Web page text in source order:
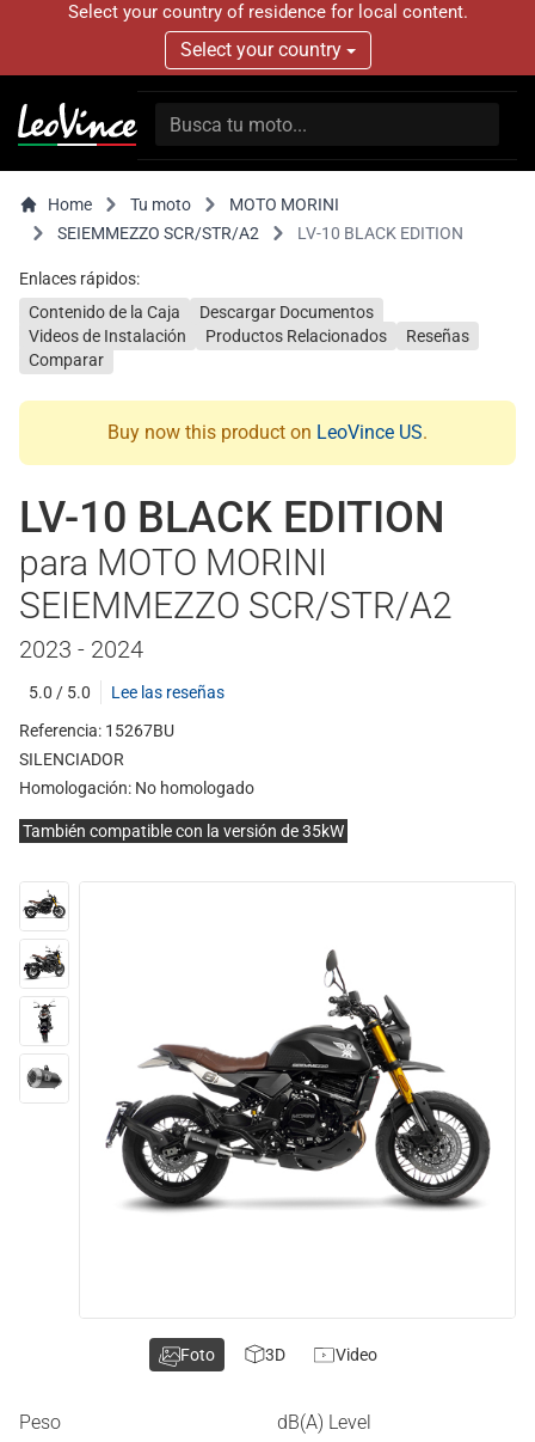
Select your country of residence for local content.
Select your country
Home Tu moto
MOTO MORINI
SEIEMMEZZO SCR/STR/A2
LV-10 BLACK EDITION
Enlaces rápidos:
Contenido de la Caja
Descargar Documentos
Videos de Instalación
Productos Relacionados
Reseñas
Comparar
Buy now this product on LeoVince US.
LV-10 BLACK EDITION
para MOTO MORINI
SEIEMMEZZO SCR/STR/A2
2023 - 2024
5.0 / 5.0
Lee las reseñas
Referencia: 15267BU
SILENCIADOR
Homologación: No homologado
También compatible con la versión de 35kW
Peso dB(A) Level
Foto 3D Video